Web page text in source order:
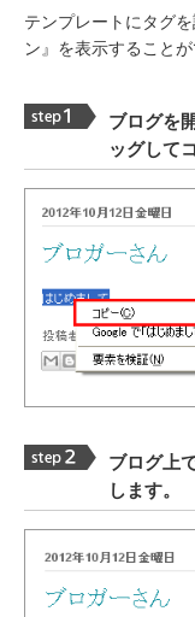
テンプレートにタグ
ン』を表示することが
ブログを
ッグして
ブログ上
します。